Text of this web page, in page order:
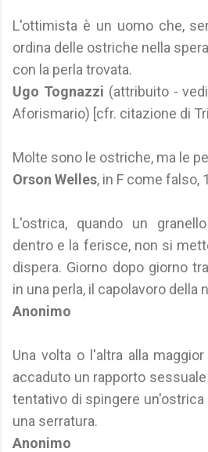
L'ottimista è un uomo che,
ordina delle ostriche nella
con la perla trovata.
Ugo Tognazzi (attribuito -
Aforismario) [cfr. citazione di
Molte sono le ostriche, ma le
Orson Welles, in F come falso,
L'ostrica, quando un
dentro e la ferisce, non si
dispera. Giorno dopo giorno
in una perla, il capolavoro della
Anonimo
Una volta o l'altra alla
accaduto un rapporto
tentativo di spingere un'ostrica
una serratura.
Anonimo